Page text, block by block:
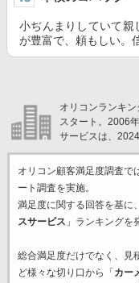
小ぢんまりしていて親
が豊富で、頼もしい。
オリコンランキ
スタート。2006
サービスは、
オリコン顧客満足度調査で
ート調査を実施。
満足度に関する回答を基に
スサービス 」ランキングを
総合満足度だけでなく、見
ど様々な切り口から「 カー